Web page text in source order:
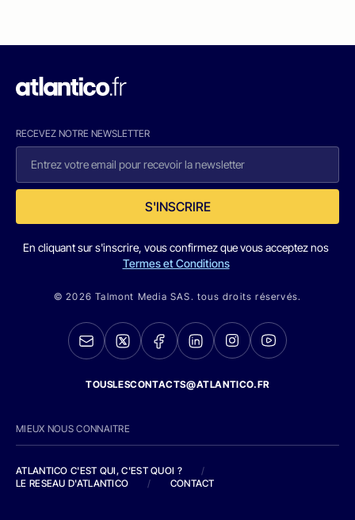
RECEVEZ NOTRE NEWSLETTER
S'INSCRIRE
En cliquant sur s'inscrire, vous confirmez que vous acceptez nos
Termes et Conditions
© 2026 Talmont Media SAS. tous droits réservés.
TOUSLESCONTACTS@ATLANTICO.FR
MIEUX NOUS CONNAITRE
ATLANTICO C'EST QUI, C'EST QUOI ?
/
LE RESEAU D'ATLANTICO
/ CONTACT